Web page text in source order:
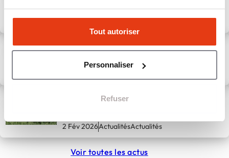
Tout autoriser
Personnaliser
Refuser
Les voies de l’ESA : le podcast
officiel de l’école !
Le MSc AgriFoodChain obtient
2 Fév 2026ActualitésActualités
Voir toutes les actus